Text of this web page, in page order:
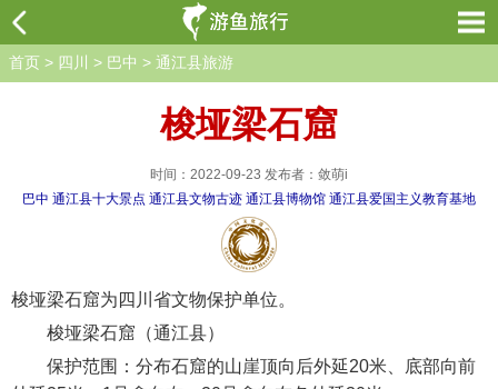
首页 > 四川 > 巴中 > 通江县旅游
梭垭梁石窟
时间：2022-09-23 发布者：敛萌i
巴中 通江县十大景点 通江县文物古迹 通江县博物馆 通江县爱国主义教育基地
梭垭梁石窟为四川省文物保护单位。
梭垭梁石窟（通江县）
保护范围：分布石窟的山崖顶向后外延20米、底部向前